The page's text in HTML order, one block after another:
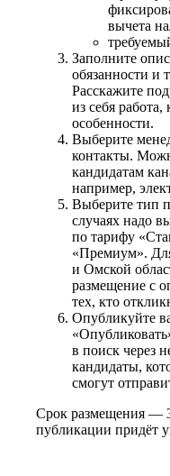
вычета
Заполните
обязанности и
Расскажите
из себя
особенности.
Выберите
контакты.
кандидатам
например,
Выберите тип
случаях надо
по тарифу
«Премиум».
и Омской
размещение с
тех, кто
Опубликуйте
в поиск через
кандидаты,
смогут
Срок размещения —
публикации придёт